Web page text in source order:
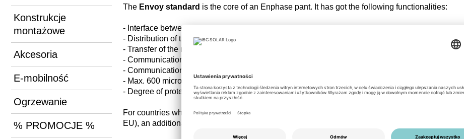
Konstrukcje
montażowe
Akcesoria
E-mobilność
Ogrzewanie
% PROMOCJE %
The Envoy standard is the core of an Enphase pant. It has got the following functionalities:
- Interface between the IQ inverters and the Enlighten Cloud
- Distribution of the grid profiles to the inverters
- Transfer of the measurement data to the Enlighten cloud
- Communication with the inverters via powerline
- Communication with Enlighten via WLAN, ethernet or optional cellmodem (see accessories)
- Max. 600 microinverters per Envoy
- Degree of protection IP20
For countries where a mechanical grid and plant protection is needed (currently most countries in
EU), an additional